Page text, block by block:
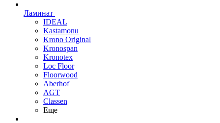
Ламинат
IDEAL
Kastamonu
Krono Original
Kronospan
Kronotex
Loc Floor
Floorwood
Aberhof
AGT
Classen
Еще